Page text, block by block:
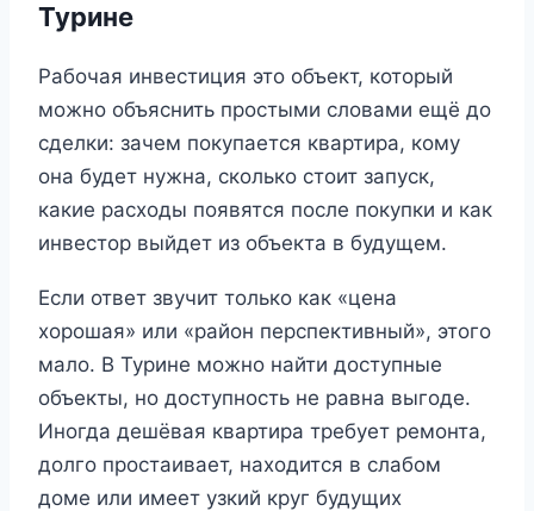
Турине
Рабочая инвестиция это объект, который
можно объяснить простыми словами ещё до
сделки: зачем покупается квартира, кому
она будет нужна, сколько стоит запуск,
какие расходы появятся после покупки и как
инвестор выйдет из объекта в будущем.
Если ответ звучит только как «цена
хорошая» или «район перспективный», этого
мало. В Турине можно найти доступные
объекты, но доступность не равна выгоде.
Иногда дешёвая квартира требует ремонта,
долго простаивает, находится в слабом
доме или имеет узкий круг будущих